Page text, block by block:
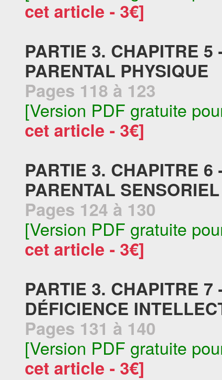
cet article - 3€]
PARTIE 3. CHAPITRE 5
PARENTAL PHYSIQUE
Pages 118 à 123
[Version PDF gratuite
cet article - 3€]
PARTIE 3. CHAPITRE 6
PARENTAL SENSORIEL
Pages 124 à 130
[Version PDF gratuite
cet article - 3€]
PARTIE 3. CHAPITRE 7
DÉFICIENCE
Pages 131 à 140
[Version PDF gratuite
cet article - 3€]